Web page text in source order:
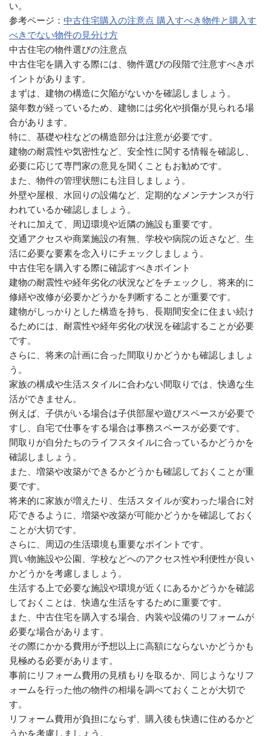
い。
参考ページ： 中古住宅購入の注意点 購入すべき物件と購入す
べきでない物件の見分け方
中古住宅の物件選びの注意点
中古住宅を購入する際には、物件選びの段階で注意すべきポ
イントがあります。
まずは、建物の構造に欠陥がないかを確認しましょう。
築年数が経っているため、建物には劣化や損傷が見られる場
合があります。
特に、基礎や柱などの構造部分は注意が必要です。
建物の耐震性や気密性など、安全性に関する情報を確認し、
必要に応じて専門家の意見を聞くこともお勧めです。
また、物件の管理状態にも注目しましょう。
外壁や屋根、水回りの設備など、定期的なメンテナンスが行
われているか確認しましょう。
それに加えて、周辺環境や近隣の施設も重要です。
交通アクセスや商業施設の有無、学校や病院の近さなど、生
活に必要な要素を念入りにチェックしましょう。
中古住宅を購入する際に確認すべきポイント
建物の耐震性や経年劣化の状況などをチェックし、将来的に
修繕や改修が必要かどうかを判断することが重要です。
建物がしっかりとした構造を持ち、長期間安全に住まい続け
るためには、耐震性や経年劣化の状況を確認することが必要
です。
さらに、将来の計画に合った間取りかどうかも確認しましょ
う。
家族の構成や生活スタイルに合わない間取りでは、快適な生
活ができません。
例えば、子供がいる場合は子供部屋や遊びスペースが必要で
すし、自宅で仕事をする場合は事務スペースが必要です。
間取りが自分たちのライフスタイルに合っているかどうかを
確認しましょう。
また、増築や改築ができるかどうかも確認しておくことが重
要です。
将来的に家族が増えたり、生活スタイルが変わった場合に対
応できるように、増築や改築が可能かどうかを確認しておく
ことが大切です。
さらに、周辺の生活環境も重要なポイントです。
買い物施設や公園、学校などへのアクセス性や利便性が良い
かどうかを考慮しましょう。
生活する上で必要な施設や環境が近くにあるかどうかを確認
しておくことは、快適な生活をするために重要です。
また、中古住宅を購入する場合、内装や設備のリフォームが
必要な場合があります。
その際にかかる費用が予想以上に高額にならないかどうかも
見極める必要があります。
事前にリフォーム費用の見積もりを取るか、同じようなリフ
ォームを行った他の物件の相場を調べておくことが大切で
す。
リフォーム費用が負担にならず、購入後も快適に住めるかど
うかを考慮しましょう。